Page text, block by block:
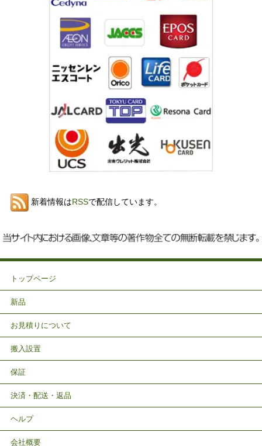
新着情報はRSSで配信しています。
トップページ
新品
お見積りについて
搬入設置
保証
決済・配送・返品
ヘルプ
会社概要